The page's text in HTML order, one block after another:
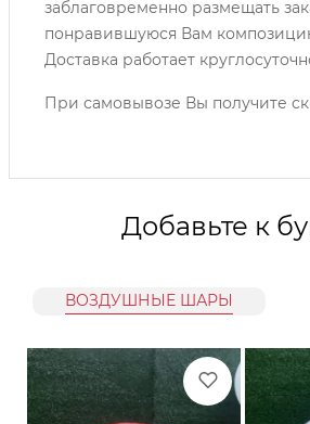
заблаговременно размещать
понравившуюся Вам
Доставка работает
При самовывозе Вы получите
Добавьте к
ВОЗДУШНЫЕ ШАРЫ